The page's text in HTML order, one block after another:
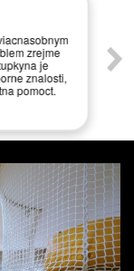
zrejme
je
znalosti,
pomoct.